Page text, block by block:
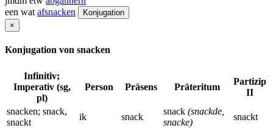
een wat afsnacken
Konjugation
×
Konjugation von snacken
Infinitiv;
Imperativ (sg,
pl)
Person Präsens Präteritum
Partizip
II
snacken; snack,
snackt
ik snack
snack (snackde,
snacke)
snackt